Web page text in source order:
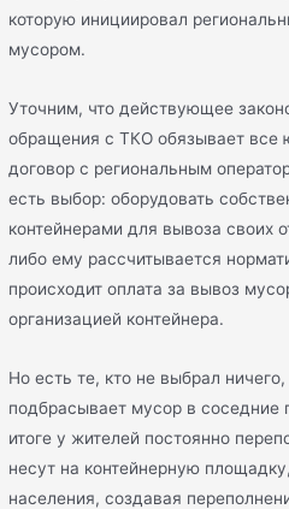
которую инициировал
мусором.
Уточним, что действующее
обращения с ТКО обязывает все
договор с региональным
есть выбор: оборудовать
контейнерами для вывоза своих
либо ему рассчитывается
происходит оплата за вывоз
организацией контейнера.
Но есть те, кто не выбрал
подбрасывает мусор в соседние
итоге у жителей постоянно
несут на контейнерную
населения, создавая